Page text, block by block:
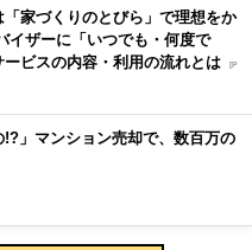
家づくりのとびら」で理想をか
イザーに「いつでも・何度で
ービスの内容・利用の流れとは [P
!?」マンション売却で、数百万の